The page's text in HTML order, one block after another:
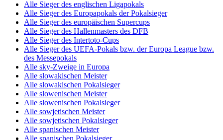
Alle Sieger des englischen Ligapokals
Alle Sieger des Europapokals der Pokalsieger
Alle Sieger des europäischen Supercups
Alle Sieger des Hallenmasters des DFB
Alle Sieger des Intertoto-Cups
Alle Sieger des UEFA-Pokals bzw. der Europa League bzw.
des Messepokals
Alle sky-Zweige in Europa
Alle slowakischen Meister
Alle slowakischen Pokalsieger
Alle slowenischen Meister
Alle slowenischen Pokalsieger
Alle sowjetischen Meister
Alle sowjetischen Pokalsieger
Alle spanischen Meister
Alle spanischen Pokalsieger